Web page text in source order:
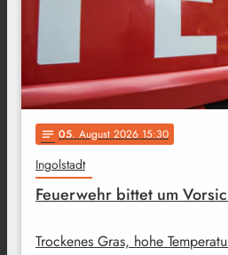
notes 05. August 2026 15:30
Ingolstadt
Feuerwehr bittet um
Trockenes Gras, hohe